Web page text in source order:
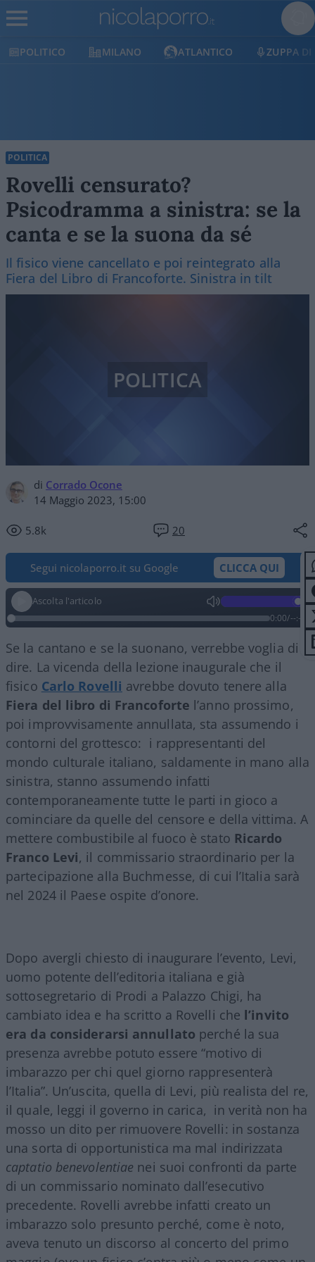
MILANO ATLANTICO ZUPPA DI PORRO
POLITICA
Rovelli censurato?
Psicodramma a sinistra: se la
canta e se la suona da sé
Il fisico viene cancellato e poi reintegrato alla
Fiera del Libro di Francoforte. Sinistra in tilt
di Corrado Ocone
14 Maggio 2023, 15:00
5.8k 20
POLITICA
Segui nicolaporro.it su Google CLICCA QUI
Ascolta l'articolo
0:00/--:--
Se la cantano e se la suonano, verrebbe voglia di
dire. La vicenda della lezione inaugurale che il
fisico Carlo Rovelli avrebbe dovuto tenere alla
Fiera del libro di Francoforte l’anno prossimo,
poi improvvisamente annullata, sta assumendo i
contorni del grottesco: i rappresentanti del
mondo culturale italiano, saldamente in mano alla
sinistra, stanno assumendo infatti
contemporaneamente tutte le parti in gioco a
cominciare da quelle del censore e della vittima. A
mettere combustibile al fuoco è stato Ricardo
Franco Levi, il commissario straordinario per la
partecipazione alla Buchmesse, di cui l’Italia sarà
nel 2024 il Paese ospite d’onore.
Dopo avergli chiesto di inaugurare l’evento, Levi,
uomo potente dell’editoria italiana e già
sottosegretario di Prodi a Palazzo Chigi, ha
cambiato idea e ha scritto a Rovelli che l’invito
era da considerarsi annullato perché la sua
presenza avrebbe potuto essere “motivo di
imbarazzo per chi quel giorno rappresenterà
l’Italia”. Un’uscita, quella di Levi, più realista del re,
il quale, leggi il governo in carica, in verità non ha
mosso un dito per rimuovere Rovelli: in sostanza
una sorta di opportunistica ma mal indirizzata
captatio benevolentiae nei suoi confronti da parte
di un commissario nominato dall’esecutivo
precedente. Rovelli avrebbe infatti creato un
imbarazzo solo presunto perché, come è noto,
aveva tenuto un discorso al concerto del primo